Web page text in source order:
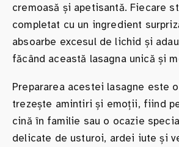
cremoasă și apetisantă. Fiecare
completat cu un ingredient
absoarbe excesul de lichid și
făcând această lasagna unică și
Prepararea acestei lasagne este
trezește amintiri și emoții, fiind
cină în familie sau o ocazie
delicate de usturoi, ardei iute și